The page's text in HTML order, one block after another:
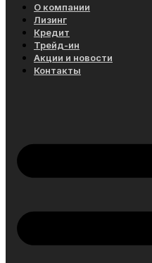
О компании
Лизинг
Кредит
Трейд-ин
Акции и новости
Контакты